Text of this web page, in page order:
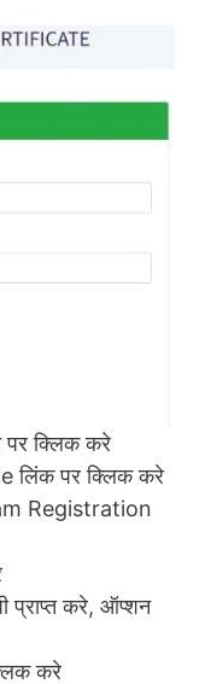
क्लिक करे
लिंक पर क्लिक करे
Registration
प्राप्त करे, ऑप्शन
करे